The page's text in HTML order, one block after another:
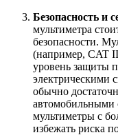
Безопасность и
мультиметра
безопасности.
(например, CAT
уровень защиты
электрическими
обычно
автомобильными
мультиметры с
избежать риска